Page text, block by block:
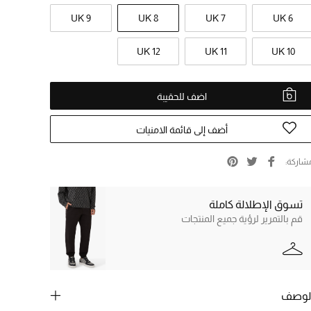
UK 6
UK 7
UK 8
UK 9
UK 10
UK 11
UK 12
اضف للحقيبة
أضف إلى قائمة الامنيات
تسوق الإطلالة كاملة
قم بالتمرير لرؤية جميع المنتجات